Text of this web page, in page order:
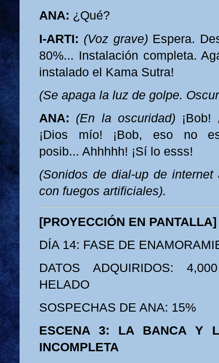
ANA: ¿Qué?
I-ARTI: (Voz grave) Espera.
80%... Instalación completa.
instalado el Kama Sutra!
(Se apaga la luz de golpe.
ANA: (En la oscuridad) ¡Bob!
¡Dios mío! ¡Bob, eso no
posib... Ahhhhh! ¡Sí lo esss!
(Sonidos de dial-up de internet
con fuegos artificiales).
[PROYECCIÓN EN PANTALLA]
DÍA 14: FASE DE
DATOS ADQUIRIDOS:
HELADO
SOSPECHAS DE ANA: 15%
ESCENA 3: LA BANCA Y
INCOMPLETA